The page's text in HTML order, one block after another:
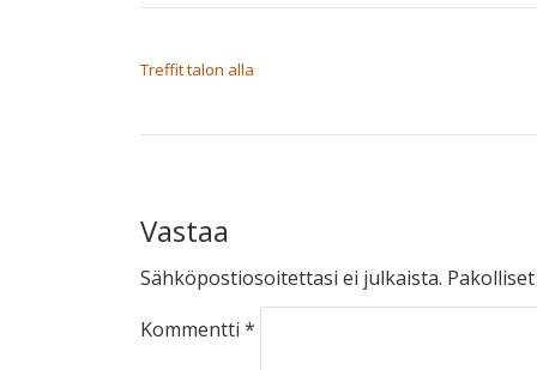
Treffit talon alla
Vastaa
Sähköpostiosoitettasi ei julkaista.
Kommentti *